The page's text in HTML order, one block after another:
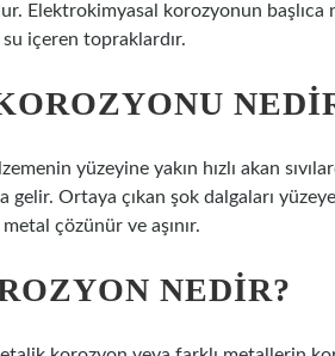
Elektrokimyasal korozyonun başlıca
içeren topraklardır.
yüzeyine yakın hızlı akan
gelir. Ortaya çıkan şok dalgaları
çözünür ve aşınır.
NEDIR?